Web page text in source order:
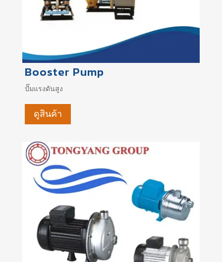
Booster Pump
ปั๊มแรงดันสูง
ดูสินค้า